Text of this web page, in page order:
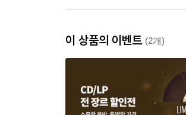
이 상품의 이벤트 (2개)